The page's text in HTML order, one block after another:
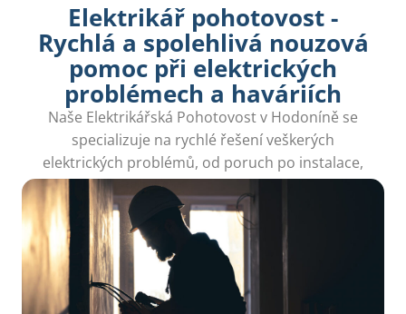
Elektrikář pohotovost -
Rychlá a spolehlivá nouzová
pomoc při elektrických
problémech a haváriích
Naše Elektrikářská Pohotovost v Hodoníně se
specializuje na rychlé řešení veškerých
elektrických problémů, od poruch po instalace,
abyste se mohli cítit bezpečně.